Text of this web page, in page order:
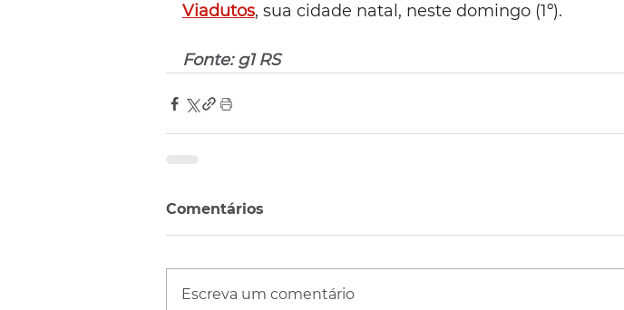
Viadutos, sua cidade natal, neste domingo (1º).
Fonte: g1 RS
Comentários
Escreva um comentário